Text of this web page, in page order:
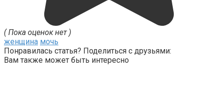
( Пока оценок нет )
женщина мочь
Понравилась статья? Поделиться с друзьями:
Вам также может быть интересно